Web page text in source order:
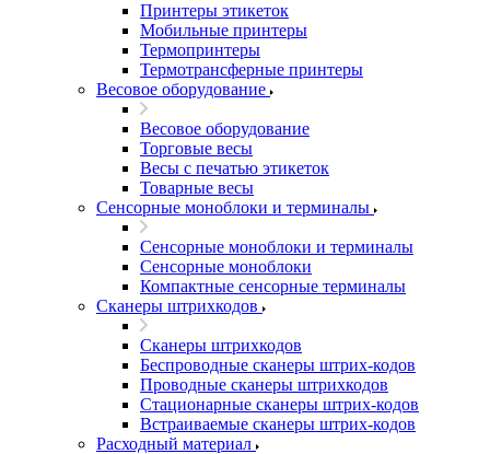
Принтеры этикеток
Мобильные принтеры
Термопринтеры
Термотрансферные принтеры
Весовое оборудование
Весовое оборудование
Торговые весы
Весы с печатью этикеток
Товарные весы
Сенсорные моноблоки и терминалы
Сенсорные моноблоки и терминалы
Сенсорные моноблоки
Компактные сенсорные терминалы
Сканеры штрихкодов
Сканеры штрихкодов
Беспроводные сканеры штрих-кодов
Проводные сканеры штрихкодов
Стационарные сканеры штрих-кодов
Встраиваемые сканеры штрих-кодов
Расходный материал